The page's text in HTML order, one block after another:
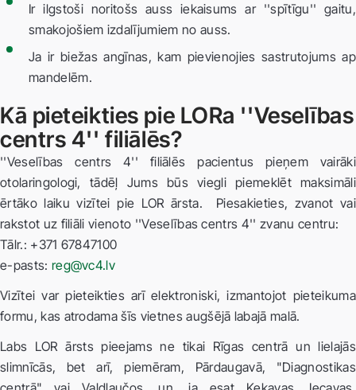
Ir ilgstoši noritošs auss iekaisums ar ''spītīgu'' gaitu,
smakojošiem izdalījumiem no auss.
Ja ir biežas angīnas, kam pievienojies sastrutojums ap
mandelēm.
Kā pieteikties pie LORa ''Veselības
centrs 4'' filiālēs?
''Veselības centrs 4'' filiālēs pacientus pieņem vairāki
otolaringologi, tādēļ Jums būs viegli piemeklēt maksimāli
ērtāko laiku vizītei pie LOR ārsta. Piesakieties, zvanot vai
rakstot uz filiāli vienoto ''Veselības centrs 4'' zvanu centru:
Tālr.: +371 67847100
e-pasts: reg@vc4.lv
Vizītei var pieteikties arī elektroniski, izmantojot pieteikuma
formu, kas atrodama šīs vietnes augšējā labajā malā.
Labs LOR ārsts pieejams ne tikai Rīgas centrā un lielajās
slimnīcās, bet arī, piemēram, Pārdaugavā, "Diagnostikas